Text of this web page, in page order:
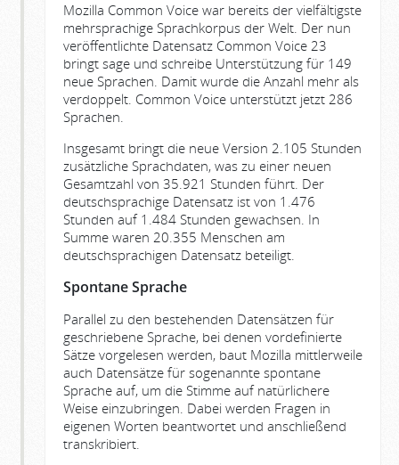
Mozilla Common Voice war bereits der vielfältigste
mehrsprachige Sprachkorpus der Welt. Der nun
veröffentlichte Datensatz Common Voice 23
bringt sage und schreibe Unterstützung für 149
neue Sprachen. Damit wurde die Anzahl mehr als
verdoppelt. Common Voice unterstützt jetzt 286
Sprachen.
Insgesamt bringt die neue Version 2.105 Stunden
zusätzliche Sprachdaten, was zu einer neuen
Gesamtzahl von 35.921 Stunden führt. Der
deutschsprachige Datensatz ist von 1.476
Stunden auf 1.484 Stunden gewachsen. In
Summe waren 20.355 Menschen am
deutschsprachigen Datensatz beteiligt.
Spontane Sprache
Parallel zu den bestehenden Datensätzen für
geschriebene Sprache, bei denen vordefinierte
Sätze vorgelesen werden, baut Mozilla mittlerweile
auch Datensätze für sogenannte spontane
Sprache auf, um die Stimme auf natürlichere
Weise einzubringen. Dabei werden Fragen in
eigenen Worten beantwortet und anschließend
transkribiert.